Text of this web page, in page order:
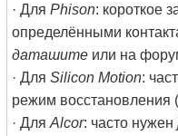
· ДляPhison: короткое
определёнными
даташите или на
· ДляSilicon Motion:
режим восстановления
· ДляAlcor: часто нужен